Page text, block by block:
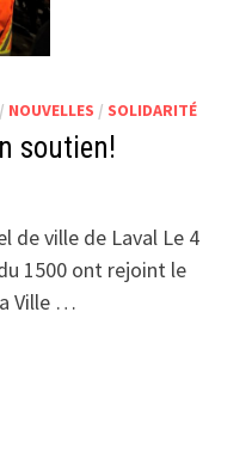
/ NOUVELLES / SOLIDARITÉ
soutien!
de ville de Laval Le 4
1500 ont rejoint le
Ville …